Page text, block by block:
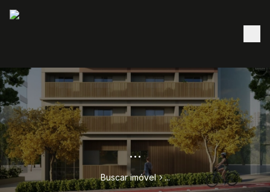
...
Buscar imóvel ...